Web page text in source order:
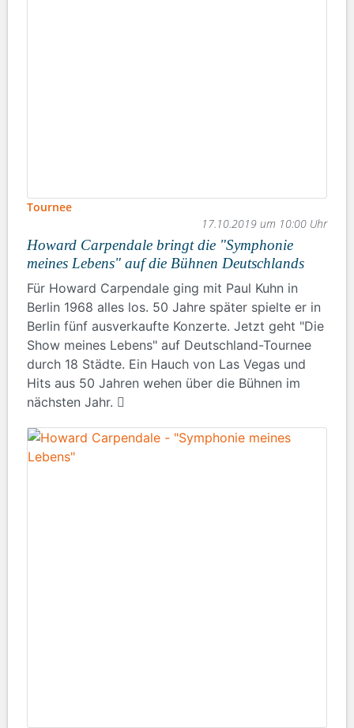
Tournee
17.10.2019 um 10:00 Uhr
Howard Carpendale bringt die "Symphonie
meines Lebens" auf die Bühnen Deutschlands
Für Howard Carpendale ging mit Paul Kuhn in
Berlin 1968 alles los. 50 Jahre später spielte er in
Berlin fünf ausverkaufte Konzerte. Jetzt geht "Die
Show meines Lebens" auf Deutschland-Tournee
durch 18 Städte. Ein Hauch von Las Vegas und
Hits aus 50 Jahren wehen über die Bühnen im
nächsten Jahr.